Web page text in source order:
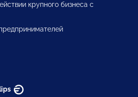
крупного бизнеса с